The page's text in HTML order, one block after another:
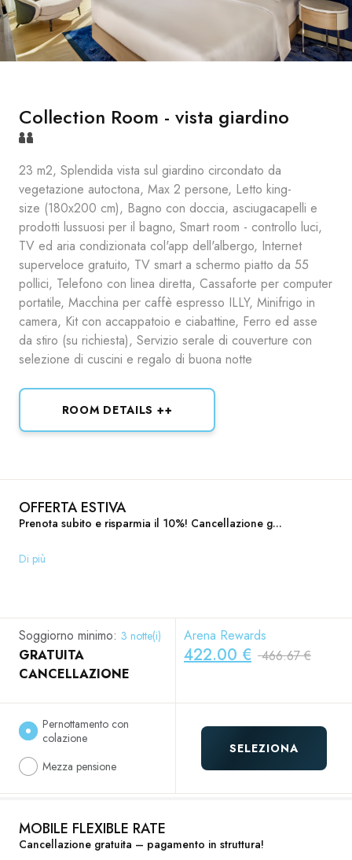
Collection Room - vista giardino
23 m2, Splendida vista sul giardino circondato da
vegetazione autoctona, Max 2 persone, Letto king-
size (180x200 cm), Bagno con doccia, asciugacapelli e
prodotti lussuosi per il bagno, Smart room - controllo luci,
TV ed aria condizionata col'app dell'albergo, Internet
superveloce gratuito, TV smart a schermo piatto da 55
pollici, Telefono con linea diretta, Cassaforte per computer
portatile, Macchina per caffè espresso ILLY, Minifrigo in
camera, Kit con accappatoio e ciabattine, Ferro ed asse
da stiro (su richiesta), Servizio serale di couverture con
selezione di cuscini e regalo di buona notte
ROOM DETAILS ++
OFFERTA ESTIVA
Prenota subito e risparmia il 10%! Cancellazione g...
Di più
Soggiorno minimo: 3 notte(i)
GRATUITA
CANCELLAZIONE
Arena Rewards
422.00 € 466.67 €
Pernottamento con
colazione
Mezza pensione
SELEZIONA
MOBILE FLEXIBLE RATE
Cancellazione gratuita – pagamento in struttura!